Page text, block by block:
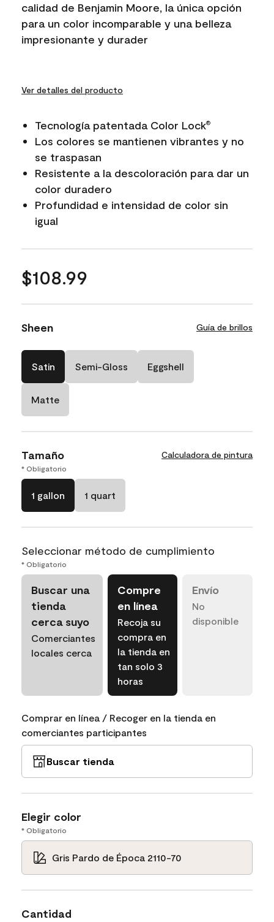
calidad de Benjamin Moore, la única opción
para un color incomparable y una belleza
impresionante y durader
Ver detalles del producto
Tecnología patentada Color Lock®
Los colores se mantienen vibrantes y no
se traspasan
Resistente a la descoloración para dar un
color duradero
Profundidad e intensidad de color sin
igual
$108.99
Sheen Guía de brillos
Satin Semi-Gloss Eggshell
Matte
Tamaño Calculadora de pintura
* Obligatorio
1 gallon 1 quart
Seleccionar método de cumplimiento
* Obligatorio
Buscar una
tienda
cerca suyo
Comerciantes
locales cerca
Compre
en línea
Recoja su
compra en
la tienda en
tan solo 3
horas
Envío
No
disponible
Comprar en línea / Recoger en la tienda en
comerciantes participantes
Buscar tienda
Elegir color
* Obligatorio
Gris Pardo de Época 2110-70
Cantidad